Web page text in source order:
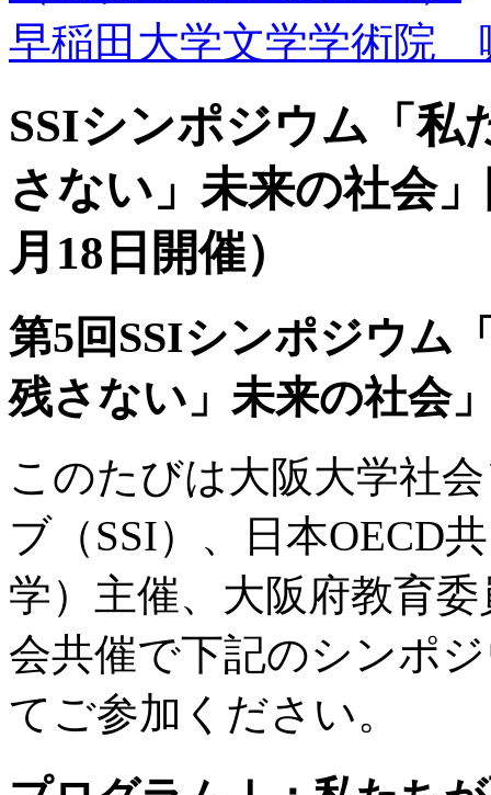
早稲田大学文学学術院
SSIシンポジウム「私
さない」未来の社会
月18日開催）
第5回SSIシンポジウム
残さない」未来の社会
このたびは大阪大学社
ブ（SSI）、日本OECD
学）主催、大阪府教育
会共催で下記のシンポ
てご参加ください。